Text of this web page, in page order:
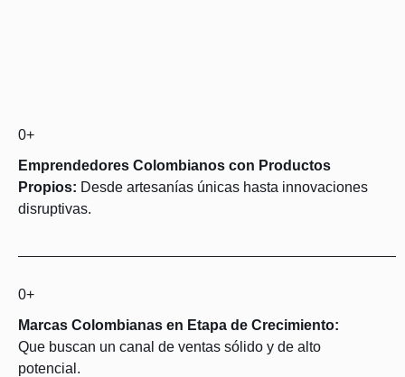
0+
Emprendedores Colombianos con Productos
Propios: Desde artesanías únicas hasta innovaciones
disruptivas.
0+
Marcas Colombianas en Etapa de Crecimiento:
Que buscan un canal de ventas sólido y de alto
potencial.